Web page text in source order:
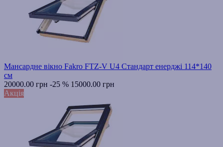
Мансардне вікно Fakro FTZ-V U4 Стандарт енерджі 114*140
см
20000.00 грн -25 % 15000.00 грн
Акція